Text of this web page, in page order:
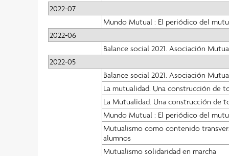
2022-07
Mundo Mutual : El periódico del
2022-06
Balance social 2021. Asociación
2022-05
Balance social 2021. Asociación
La mutualidad. Una construcción de
La Mutualidad. Una construcción de
Mundo Mutual : El periódico del
Mutualismo como contenido
alumnos
Mutualismo solidaridad en marcha